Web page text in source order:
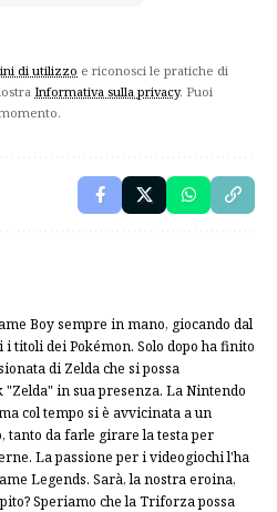
di utilizzo e riconosci le pratiche di
Informativa sulla privacy. Puoi
Boy sempre in mano, giocando dal
titoli dei Pokémon. Solo dopo ha finito
di Zelda che si possa
in sua presenza. La Nintendo
col tempo si è avvicinata a un
tanto da farle girare la testa per
La passione per i videogiochi l'ha
Legends. Sarà, la nostra eroina,
Speriamo che la Triforza possa